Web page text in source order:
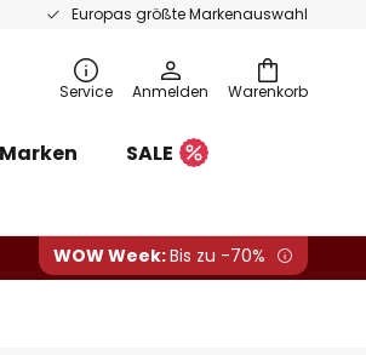
Europas größte Markenauswahl
Warenkorb
Service Anmelden
Marken
SALE
WOW Week:Bis zu -70%